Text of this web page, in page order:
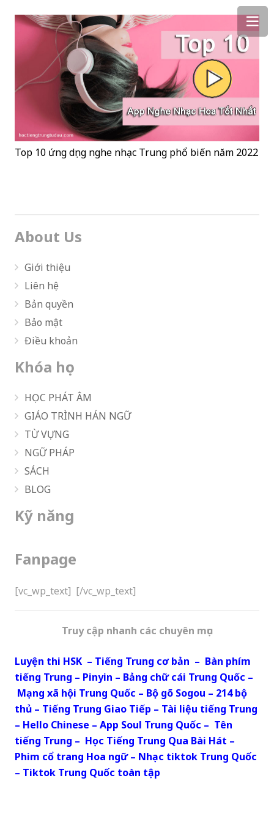
Top 10 ứng dụng nghe nhạc Trung phổ biến năm 2022
About Us
Giới thiệu
Liên hệ
Bản quyền
Bảo mật
Điều khoản
Khóa học
HỌC PHÁT ÂM
GIÁO TRÌNH HÁN NGỮ
TỪ VỰNG
NGỮ PHÁP
SÁCH
BLOG
Kỹ năng
Fanpage
[vc_wp_text] [/vc_wp_text]
Truy cập nhanh các chuyên mục
Luyện thi HSK – Tiếng Trung cơ bản – Bàn phím
tiếng Trung – Pinyin – Bảng chữ cái Trung Quốc –
Mạng xã hội Trung Quốc – Bộ gõ Sogou – 214 bộ
thủ – Tiếng Trung Giao Tiếp – Tài liệu tiếng Trung
– Hello Chinese – App Soul Trung Quốc – Tên
tiếng Trung – Học Tiếng Trung Qua Bài Hát –
Phim cổ trang Hoa ngữ– Nhạc tiktok Trung Quốc
– Tiktok Trung Quốc toàn tập